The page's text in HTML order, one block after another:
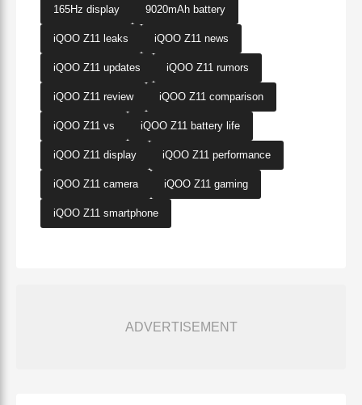
165Hz display 9020mAh battery
iQOO Z11 leaks iQOO Z11 news
iQOO Z11 updates iQOO Z11 rumors
iQOO Z11 review iQOO Z11 comparison
iQOO Z11 vs iQOO Z11 battery life
iQOO Z11 display iQOO Z11 performance
iQOO Z11 camera iQOO Z11 gaming
iQOO Z11 smartphone
ADVERTISEMENT